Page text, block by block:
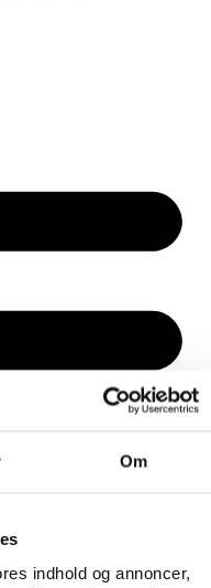
Om
indhold og annoncer,